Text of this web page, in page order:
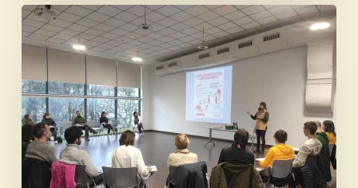
Avanza
el
laboratorio
RiosConCiencia